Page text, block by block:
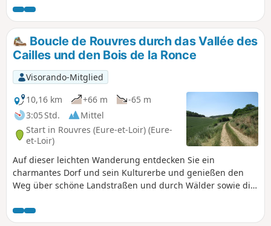
einer anderen Route, nämlich der
Mountainbike-Route „L'Eure
Musicienne”. Unterwegs kommen Sie an
zwei Kirchen mit sehr unterschiedlicher
Architektur vorbei.
Boucle de Rouvres durch das Vallée des
Cailles und den Bois de la Ronce
Visorando-Mitglied
10,16 km
+66 m
-65 m
3:05 Std.
Mittel
Start in Rouvres (Eure-et-Loir) (Eure-
et-Loir)
Auf dieser leichten Wanderung entdecken Sie ein
charmantes Dorf und sein Kulturerbe und genießen den
Weg über schöne Landstraßen und durch Wälder sowie die